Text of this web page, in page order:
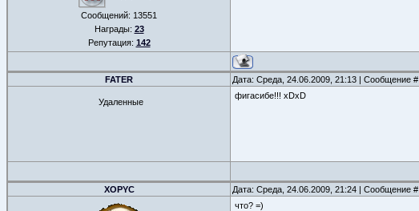
Сообщений: 13551
Награды: 23
Репутация: 142
FATER Дата: Среда, 24.06.2009, 21:13 | Сообщение #
Удаленные
фигасибе!!! xDxD
XOPYC Дата: Среда, 24.06.2009, 21:24 | Сообщение #
что? =)